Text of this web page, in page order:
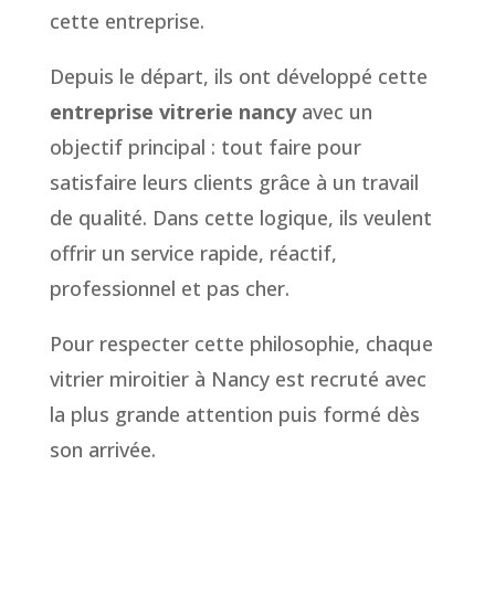
cette entreprise.
Depuis le départ, ils ont développé cette
entreprise vitrerie nancyavec un
objectif principal : tout faire pour
satisfaire leurs clients grâce à un travail
de qualité. Dans cette logique, ils veulent
offrir un service rapide, réactif,
professionnel et pas cher.
Pour respecter cette philosophie, chaque
vitrier miroitier à Nancy est recruté avec
la plus grande attention puis formé dès
son arrivée.